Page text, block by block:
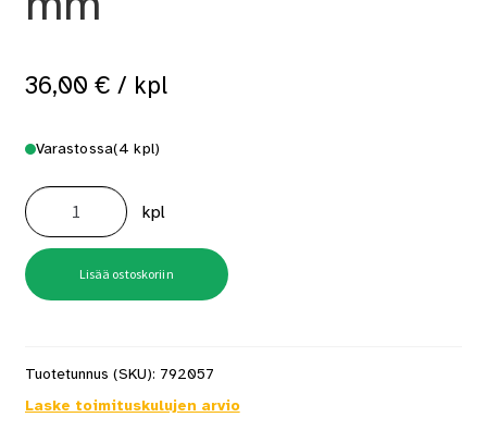
36,00 € / kpl
Varastossa(4 kpl)
Ultracolor
Plus
130
5
kg
saumalaasti
2-
20
mm
kpl
Lisää ostoskoriin
Tuotetunnus (SKU): 792057
Laske toimituskulujen arvio